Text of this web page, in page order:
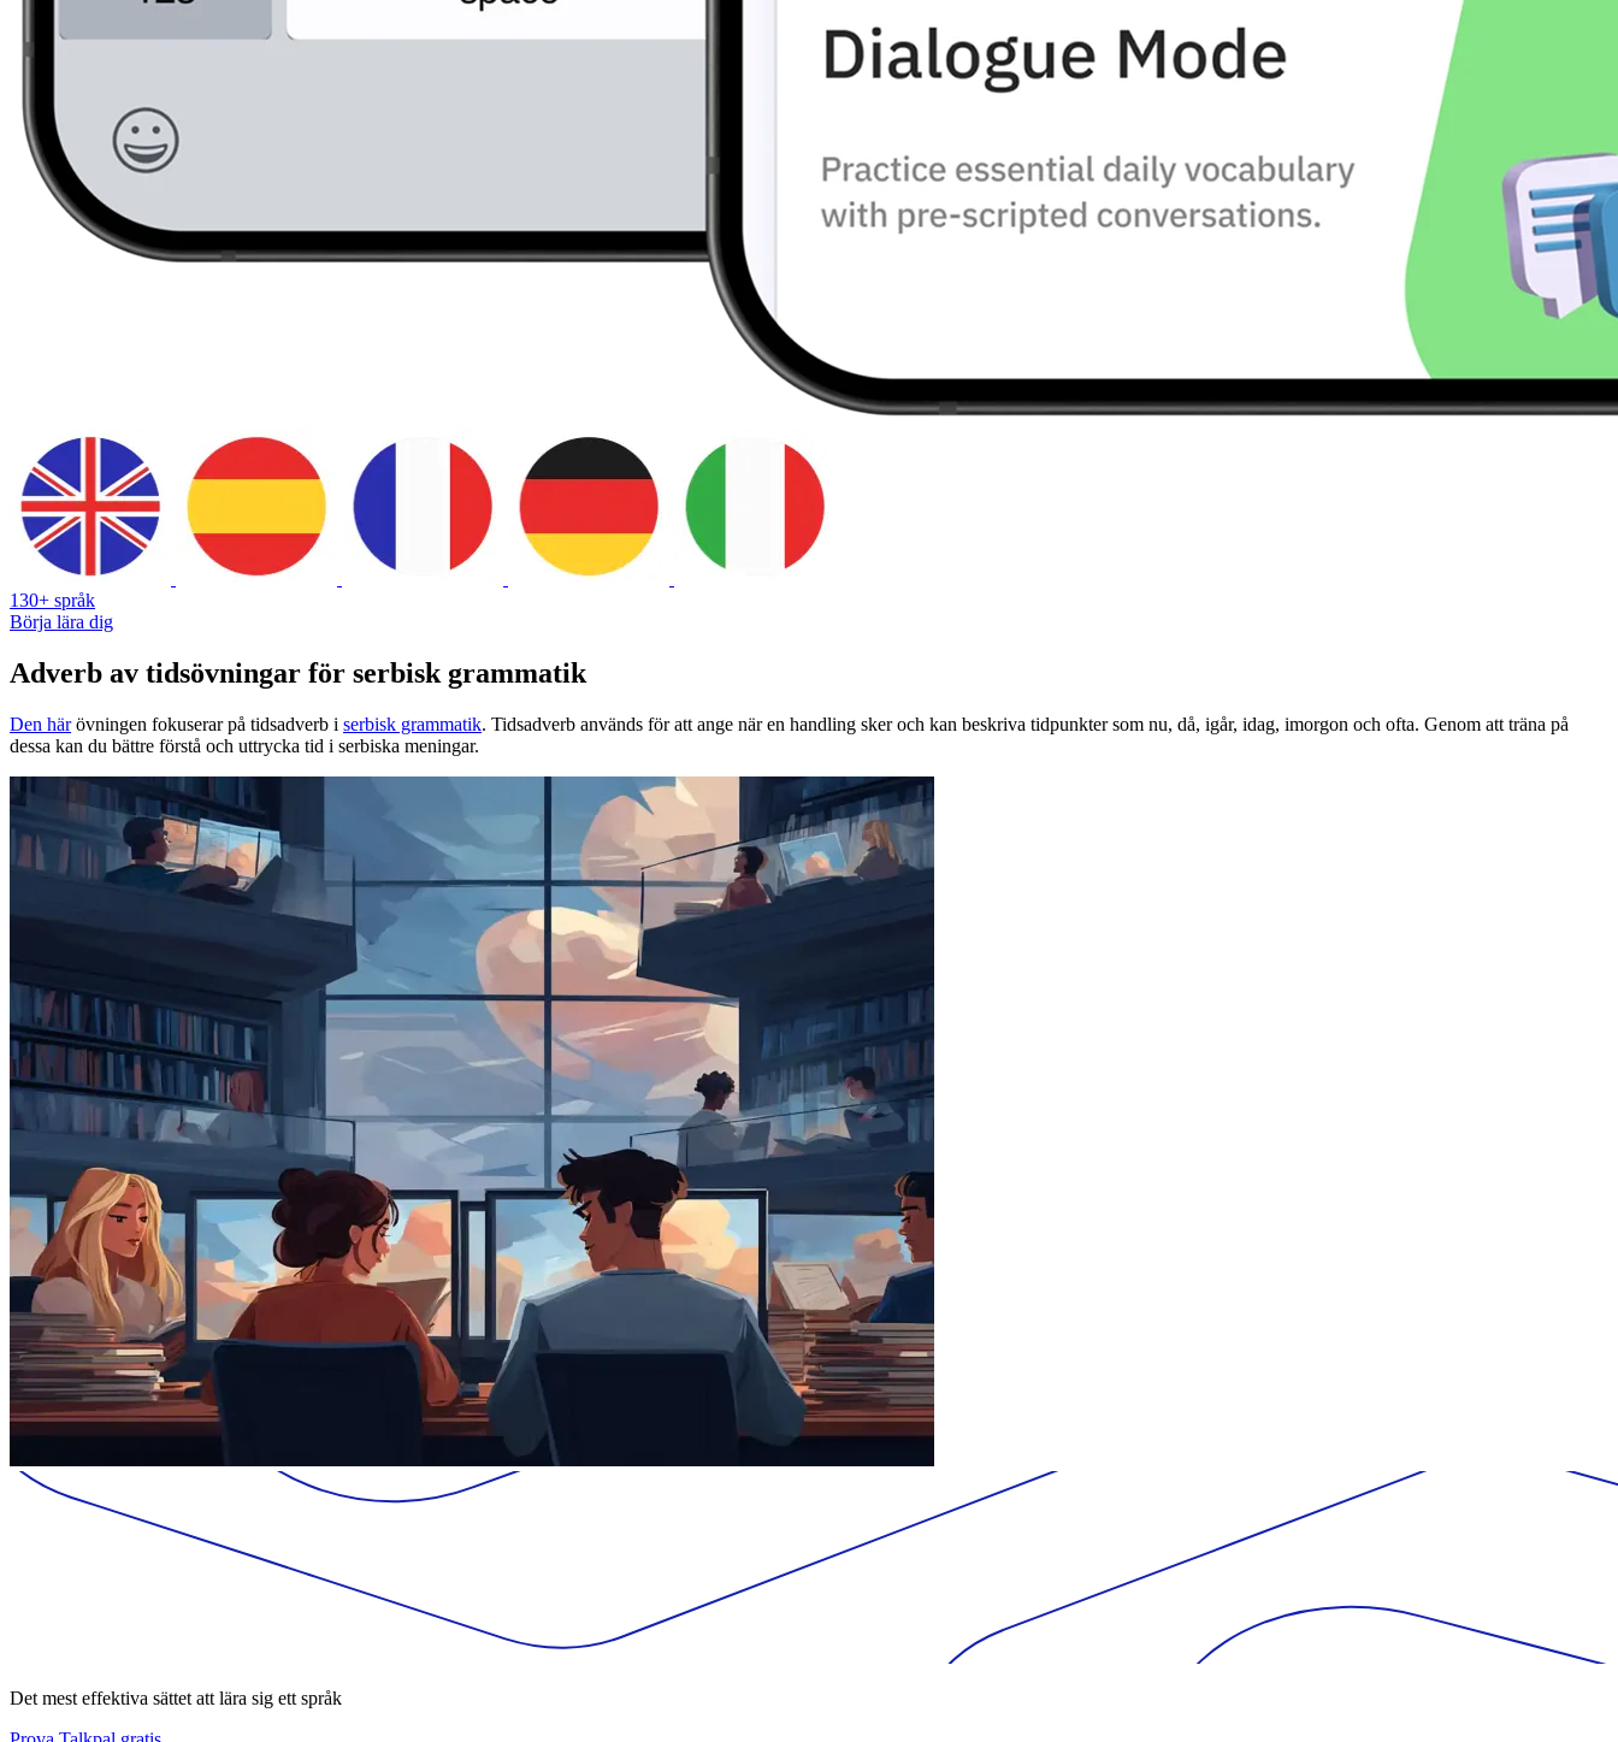
130+ språk
Börja lära dig
Adverb av tidsövningar för serbisk grammatik
Den härövningen fokuserar på tidsadverb i serbisk grammatik. Tidsadverb används för att ange när en handling sker och kan beskriva tidpunkter som nu, då, igår, idag, imorgon och ofta. Genom att träna på
dessa kan du bättre förstå och uttrycka tid i serbiska meningar.
Det mest effektiva sättet att lära sig ett språk